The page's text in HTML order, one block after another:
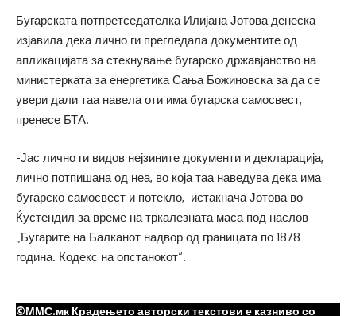
Бугарската потпретседателка Илијана Јотова денеска
изјавила дека лично ги прегледала документите од
апликацијата за стекнување бугарско државјанство на
министерката за енергетика Сања Божиновска за да се
увери дали таа навела оти има бугарска самосвест,
пренесе БТА.
-Јас лично ги видов нејзините документи и декларација,
лично потпишана од неа, во која таа наведува дека има
бугарско самосвест и потекло, истакнача Јотова во
Ќустендил за време на тркалезната маса под наслов
„Бугарите на Балканот надвор од границата по 1878
година. Кодекс на опстанокот“.
©ММС.мк Крадењето авторски текстови е казниво со